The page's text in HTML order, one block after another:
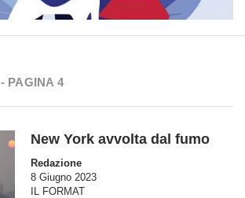
- PAGINA 4
New York avvolta dal fumo
Redazione
8 Giugno 2023
IL FORMAT